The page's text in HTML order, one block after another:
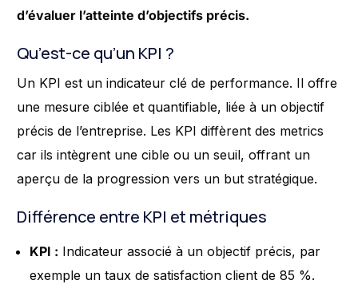
d’évaluer l’atteinte d’objectifs précis.
Qu’est-ce qu’un KPI ?
Un KPI est un indicateur clé de performance. Il offre
une mesure ciblée et quantifiable, liée à un objectif
précis de l’entreprise. Les KPI diffèrent des metrics
car ils intègrent une cible ou un seuil, offrant un
aperçu de la progression vers un but stratégique.
Différence entre KPI et métriques
KPI : Indicateur associé à un objectif précis, par
exemple un taux de satisfaction client de 85 %.